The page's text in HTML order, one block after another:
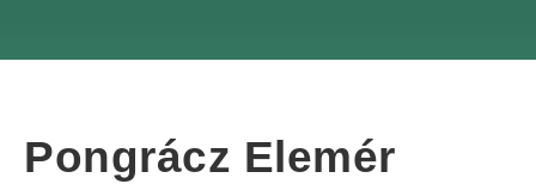
Pongrácz Elemér